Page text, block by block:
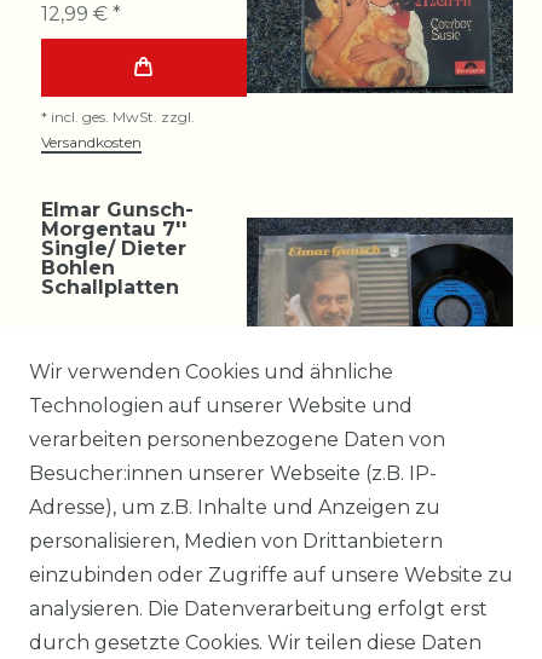
12,99 € *
* incl. ges. MwSt. zzgl.
Versandkosten
Elmar Gunsch-
Morgentau 7''
Single/ Dieter
Bohlen
Schallplatten
20,99 € *
Versandkosten
1 2 3
Wir verwenden Cookies und ähnliche
Technologien auf unserer Website und
verarbeiten personenbezogene Daten von
Besucher:innen unserer Webseite (z.B. IP-
Adresse), um z.B. Inhalte und Anzeigen zu
personalisieren, Medien von Drittanbietern
einzubinden oder Zugriffe auf unsere Website zu
analysieren. Die Datenverarbeitung erfolgt erst
durch gesetzte Cookies. Wir teilen diese Daten